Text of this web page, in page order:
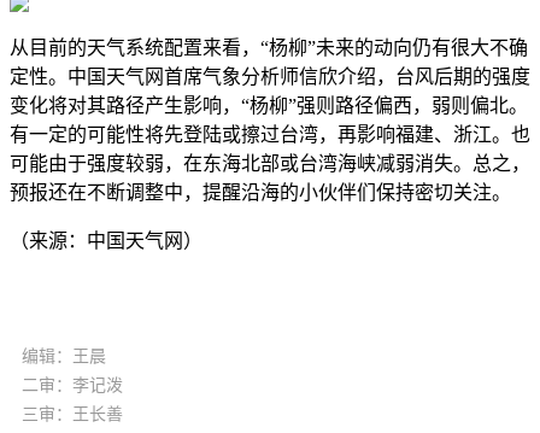
从目前的天气系统配置来看，“杨柳”未来的动向仍有很大不确
定性。中国天气网首席气象分析师信欣介绍，台风后期的强度
变化将对其路径产生影响，“杨柳”强则路径偏西，弱则偏北。
有一定的可能性将先登陆或擦过台湾，再影响福建、浙江。也
可能由于强度较弱，在东海北部或台湾海峡减弱消失。总之，
预报还在不断调整中，提醒沿海的小伙伴们保持密切关注。
（来源：中国天气网）
编辑：王晨
二审：李记泼
三审：王长善